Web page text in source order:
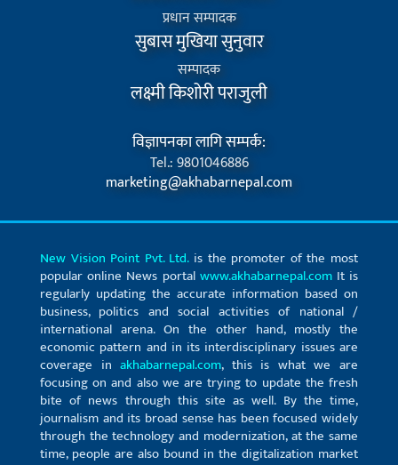
प्रधान सम्पादक
सुबास मुखिया सुनुवार
सम्पादक
लक्ष्मी किशोरी पराजुली
विज्ञापनका लागि सम्पर्क:
Tel.: 9801046886
marketing@akhabarnepal.com
New Vision Point Pvt. Ltd.is the promoter of the most
popular online News portal www.akhabarnepal.comIt is
regularly updating the accurate information based on
business, politics and social activities of national /
international arena. On the other hand, mostly the
economic pattern and in its interdisciplinary issues are
coverage inakhabarnepal.com, this is what we are
focusing on and also we are trying to update the fresh
bite of news through this site as well. By the time,
journalism and its broad sense has been focused widely
through the technology and modernization, at the same
time, people are also bound in the digitalization market